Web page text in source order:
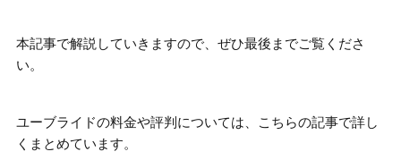
本記事で解説していきますので、ぜひ最後までご覧くださ
い。
ユーブライドの料金や評判については、こちらの記事で詳し
くまとめています。